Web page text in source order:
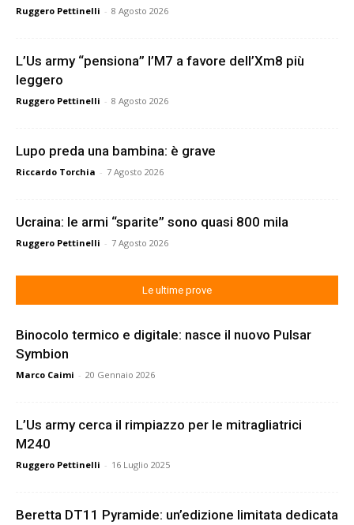
Ruggero Pettinelli - 8 Agosto 2026
L’Us army “pensiona” l’M7 a favore dell’Xm8 più
leggero
Ruggero Pettinelli - 8 Agosto 2026
Lupo preda una bambina: è grave
Riccardo Torchia - 7 Agosto 2026
Ucraina: le armi “sparite” sono quasi 800 mila
Ruggero Pettinelli - 7 Agosto 2026
Le ultime prove
Binocolo termico e digitale: nasce il nuovo Pulsar
Symbion
Marco Caimi - 20 Gennaio 2026
L’Us army cerca il rimpiazzo per le mitragliatrici
M240
Ruggero Pettinelli - 16 Luglio 2025
Beretta DT11 Pyramide: un’edizione limitata dedicata